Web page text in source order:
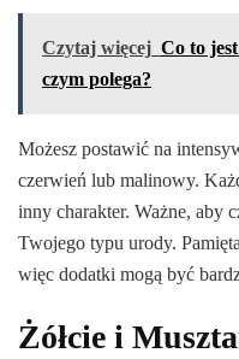
Czytaj więcej Co to
czym polega?
Możesz postawić na
czerwień lub malinowy.
inny charakter. Ważne, aby
Twojego typu urody.
więc dodatki mogą być
Żółcie i